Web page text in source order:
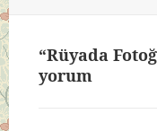
“Rüyada
yorum